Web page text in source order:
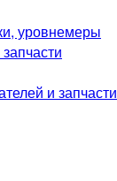
уровнемеры
и запчасти